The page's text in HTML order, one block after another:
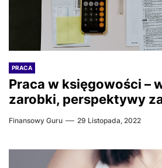
PRACA
Praca w księgowości –
zarobki, perspektywy
Finansowy Guru 29 Listopada, 2022